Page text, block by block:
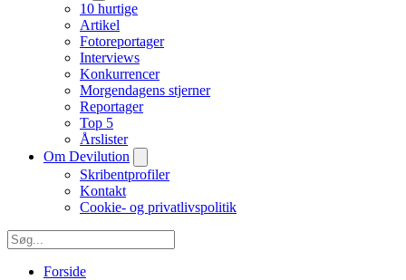
10 hurtige
Artikel
Fotoreportager
Interviews
Konkurrencer
Morgendagens stjerner
Reportager
Top 5
Årslister
Om Devilution
Skribentprofiler
Kontakt
Cookie- og privatlivspolitik
Forside